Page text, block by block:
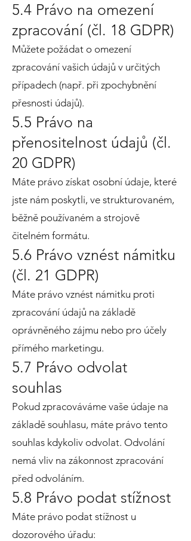
5.4 Právo na omezení
zpracování (čl. 18 GDPR)
Můžete požádat o omezení
zpracování vašich údajů v určitých
případech (např. při zpochybnění
přesnosti údajů).
5.5 Právo na
přenositelnost údajů (čl.
20 GDPR)
Máte právo získat osobní údaje, které
jste nám poskytli, ve strukturovaném,
běžně používaném a strojově
čitelném formátu.
5.6 Právo vznést námitku
(čl. 21 GDPR)
Máte právo vznést námitku proti
zpracování údajů na základě
oprávněného zájmu nebo pro účely
přímého marketingu.
5.7 Právo odvolat
souhlas
Pokud zpracováváme vaše údaje na
základě souhlasu, máte právo tento
souhlas kdykoliv odvolat. Odvolání
nemá vliv na zákonnost zpracování
před odvoláním.
5.8 Právo podat stížnost
Máte právo podat stížnost u
dozorového úřadu: